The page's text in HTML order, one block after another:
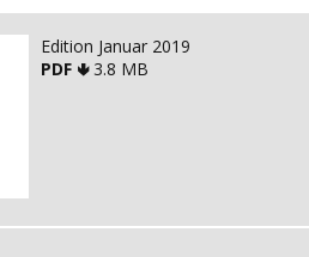
Edition Januar 2019
PDF 🢃 3.8 MB